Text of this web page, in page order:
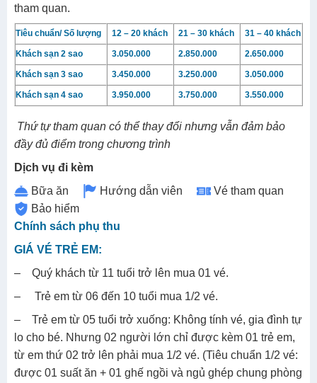
tham quan.
Tiêu chuẩn/ Số lượng 12 – 20 khách 21 – 30 khách 31 – 40 khách
Khách sạn 2 sao 3.050.000 2.850.000 2.650.000
Khách sạn 3 sao 3.450.000 3.250.000 3.050.000
Khách sạn 4 sao 3.950.000 3.750.000 3.550.000
Thứ tự tham quan có thể thay đổi nhưng vẫn đảm bảo
đầy đủ điểm trong chương trình
Dịch vụ đi kèm
Bữa ăn
Hướng dẫn viên
Vé tham quan
Bảo hiểm
Chính sách phụ thu
GIÁ VÉ TRẺ EM:
– Quý khách từ 11 tuổi trở lên mua 01 vé.
– Trẻ em từ 06 đến 10 tuổi mua 1/2 vé.
– Trẻ em từ 05 tuổi trở xuống: Không tính vé, gia đình tự
lo cho bé. Nhưng 02 người lớn chỉ được kèm 01 trẻ em,
từ em thứ 02 trở lên phải mua 1/2 vé. (Tiêu chuẩn 1/2 vé:
được 01 suất ăn + 01 ghế ngồi và ngủ ghép chung phòng